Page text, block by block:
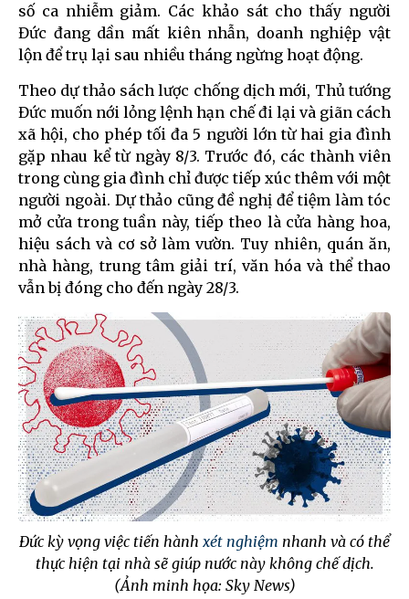
số ca nhiễm giảm. Các khảo sát cho thấy người
Đức đang dần mất kiên nhẫn, doanh nghiệp vật
lộn để trụ lại sau nhiều tháng ngừng hoạt động.
Theo dự thảo sách lược chống dịch mới, Thủ tướng
Đức muốn nới lỏng lệnh hạn chế đi lại và giãn cách
xã hội, cho phép tối đa 5 người lớn từ hai gia đình
gặp nhau kể từ ngày 8/3. Trước đó, các thành viên
trong cùng gia đình chỉ được tiếp xúc thêm với một
người ngoài. Dự thảo cũng đề nghị để tiệm làm tóc
mở cửa trong tuần này, tiếp theo là cửa hàng hoa,
hiệu sách và cơ sở làm vườn. Tuy nhiên, quán ăn,
nhà hàng, trung tâm giải trí, văn hóa và thể thao
vẫn bị đóng cho đến ngày 28/3.
Đức kỳ vọng việc tiến hành xét nghiệm nhanh và có thể
thực hiện tại nhà sẽ giúp nước này không chế dịch.
(Ảnh minh họa: Sky News)